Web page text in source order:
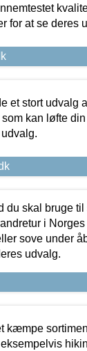
for at se deres
et stort udvalg
kan løfte
du skal bruge
i
sove under
udvalg.
kæmpe